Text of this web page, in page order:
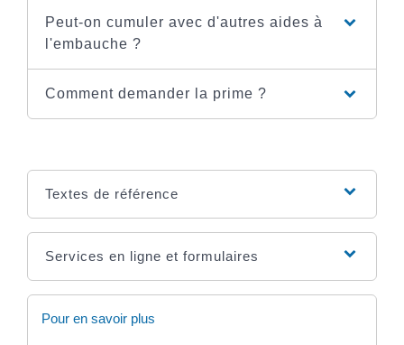
Peut-on cumuler avec d'autres aides à
l'embauche ?
Comment demander la prime ?
Textes de référence
Services en ligne et formulaires
Pour en savoir plus